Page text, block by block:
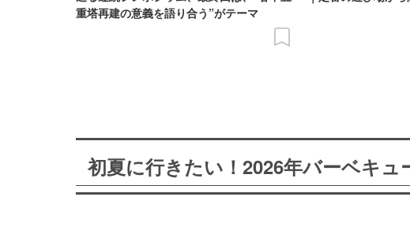
重塔再建の意義を語り合う”がテーマ
初夏に行きたい！2026年バーベキュ